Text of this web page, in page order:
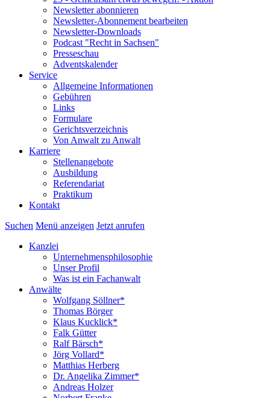
Newsletter abonnieren
Newsletter-Abonnement bearbeiten
Newsletter-Downloads
Podcast "Recht in Sachsen"
Presseschau
Adventskalender
Service
Allgemeine Informationen
Gebühren
Links
Formulare
Gerichtsverzeichnis
Von Anwalt zu Anwalt
Karriere
Stellenangebote
Ausbildung
Referendariat
Praktikum
Kontakt
Suchen Menü anzeigen Jetzt anrufen
Kanzlei
Unternehmensphilosophie
Unser Profil
Was ist ein Fachanwalt
Anwälte
Wolfgang Söllner*
Thomas Börger
Klaus Kucklick*
Falk Gütter
Ralf Bärsch*
Jörg Vollard*
Matthias Herberg
Dr. Angelika Zimmer*
Andreas Holzer